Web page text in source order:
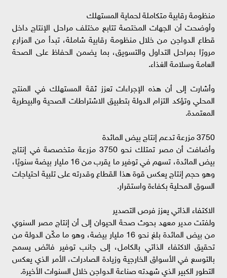
منظومة رقابية متكاملة لحماية المستهلك
وأوضحت أن الجهات المختصة تتابع مختلف مراحل الإنتاج داخل
قطاع الدواجن من خلال منظومة رقابية شاملة، تبدأ من المزارع
مرورًا بمراحل التداول والتسويق، بما يضمن الحفاظ على الصحة
العامة وسلامة الغذاء.
وأشارت إلى أن هذه الإجراءات تعزز ثقة المستهلك في المنتج
المحلي وتؤكد التزام الدولة بتطبيق الاشتراطات الصحية والبيطرية
المعتمدة.
3750 مزرعة تدعم إنتاج بيض المائدة
وأضافت أن مصر تمتلك نحو 3750 مزرعة متخصصة في إنتاج
بيض المائدة، تسهم في توفير ما يقرب من 16 مليار بيضة سنويًا،
وهو حجم إنتاج يعكس قوة هذا القطاع وقدرته على تلبية احتياجات
السوق المحلية بكفاءة واستقرار.
الاكتفاء الذاتي يعزز فرص التصدير
ولفتت مدير معهد بحوث صحة الحيوان إلى أن إنتاج مصر السنوي
من بيض المائدة بلغ نحو 16 مليار بيضة، وهو ما مكّن الدولة من
تحقيق الاكتفاء الذاتي بالكامل، إلى جانب توفير فائض يسمح
بالتوسع في الأسواق الخارجية وزيادة الصادرات، الأمر الذي يعكس
التطور الكبير الذي شهدته صناعة الدواجن خلال السنوات الأخيرة.